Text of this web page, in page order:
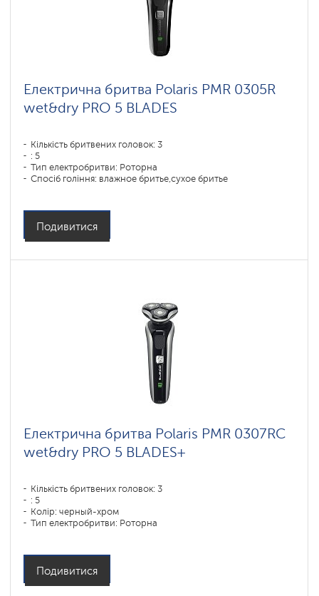
Електрична бритва Polaris PMR 0305R
wet&dry PRO 5 BLADES
Кількість бритвених головок: 3
: 5
Тип електробритви: Роторна
Спосіб гоління: влажное бритье,сухое бритье
Подивитися
Електрична бритва Polaris PMR 0307RC
wet&dry PRO 5 BLADES+
Кількість бритвених головок: 3
: 5
Колір: черный-хром
Тип електробритви: Роторна
Час зарядки акумулятора: 1,5
Подивитися